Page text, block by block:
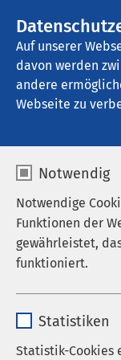
Auf unserer
davon werden
andere
Webseite zu
Notwendig
Notwendige
Funktionen der
gewährleistet,
funktioniert.
Anbieter
Statistiken
Statistik-Cookies
AMEOS Klinikum
Qualität
Qualität
im Hinblick auf
und
Patientinnen